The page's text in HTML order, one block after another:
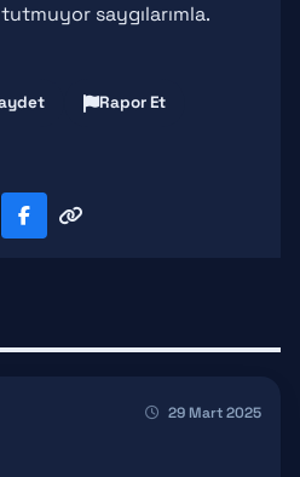
saygılarımla.
Rapor Et
29 Mart 2025